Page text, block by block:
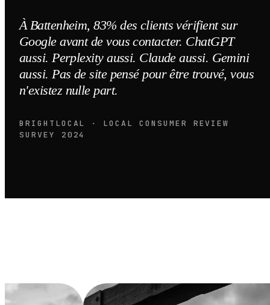
À Battenheim, 83% des clients vérifient sur
Google avant de vous contacter. ChatGPT
aussi. Perplexity aussi. Claude aussi. Gemini
aussi. Pas de site pensé pour être trouvé, vous
n'existez nulle part.
BRIGHTLOCAL · LOCAL CONSUMER REVIEW
SURVEY 2024